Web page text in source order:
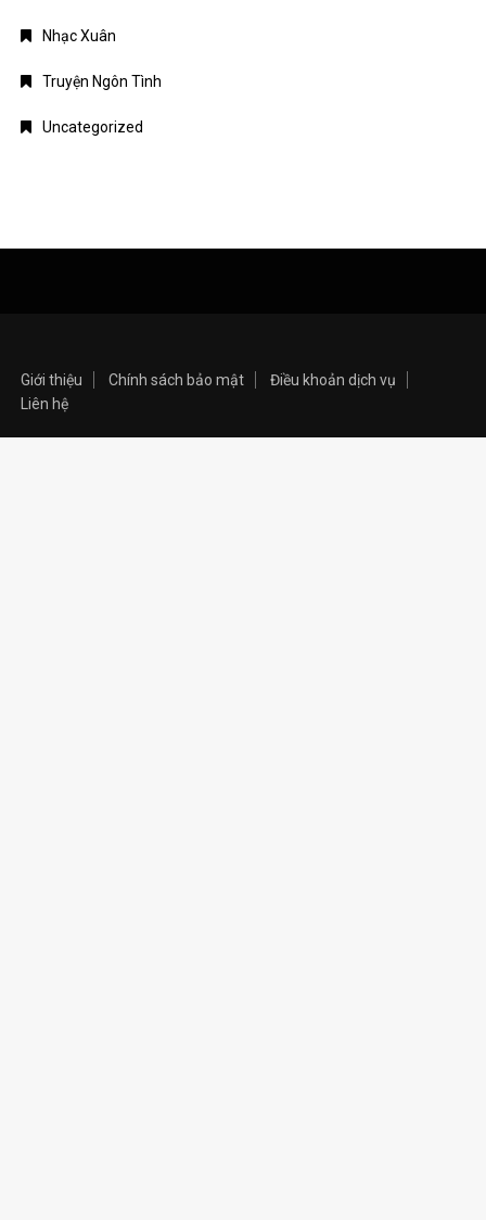
Nhạc Xuân
Truyện Ngôn Tình
Uncategorized
Giới thiệu Chính sách bảo mật
Điều khoản dịch vụ
Liên hệ